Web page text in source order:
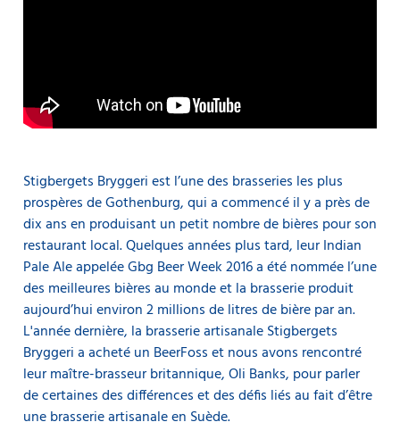
Stigbergets Bryggeri est l’une des brasseries les plus
prospères de Gothenburg, qui a commencé il y a près de
dix ans en produisant un petit nombre de bières pour son
restaurant local. Quelques années plus tard, leur Indian
Pale Ale appelée Gbg Beer Week 2016 a été nommée l’une
des meilleures bières au monde et la brasserie produit
aujourd’hui environ 2 millions de litres de bière par an.
L'année dernière, la brasserie artisanale Stigbergets
Bryggeri a acheté un BeerFoss et nous avons rencontré
leur maître-brasseur britannique, Oli Banks, pour parler
de certaines des différences et des défis liés au fait d’être
une brasserie artisanale en Suède.